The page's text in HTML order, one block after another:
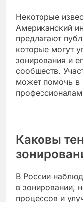
Некоторые
Американский
предлагают
которые могут
зонирования и
сообществ.
может помочь в
Каковы
В России
в зонировании,
процессов и